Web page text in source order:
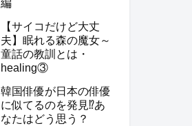
編
【サイコだけど大丈
夫】眠れる森の魔女～
童話の教訓とは・
healing③
韓国俳優が日本の俳優
に似てるのを発見⁉️あ
なたはどう思う？